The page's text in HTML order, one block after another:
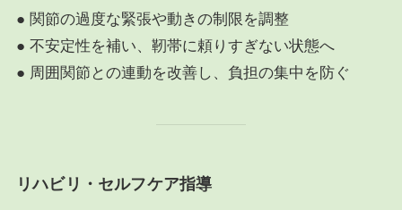
● 関節の過度な緊張や動きの制限を調整
● 不安定性を補い、靭帯に頼りすぎない状態へ
● 周囲関節との連動を改善し、負担の集中を防ぐ
リハビリ・セルフケア指導